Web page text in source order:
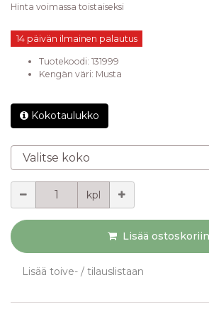
Hinta voimassa toistaiseksi
14 päivän ilmainen palautus
Tuotekoodi: 131999
Kengän väri: Musta
Kokotaulukko
Valitse koko
kpl
Lisää ostoskoriin
Lisää toive- / tilauslistaan